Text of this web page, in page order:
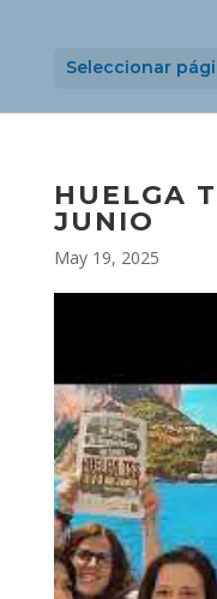
Seleccionar
HUELGA
JUNIO
May 19, 2025